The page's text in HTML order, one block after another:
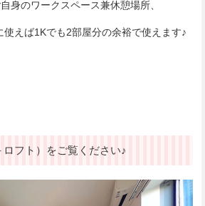
身のワークスペース兼休憩場所、
使えば1Kでも2部屋分の余裕で使えます♪
ロフト）をご覧ください♪